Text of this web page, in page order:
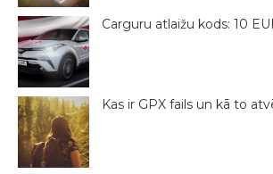
Carguru atlaižu kods: 10
Kas ir GPX fails un kā to